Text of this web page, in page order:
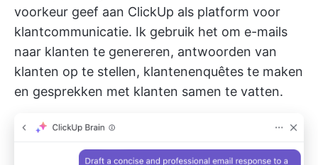
voorkeur geef aan ClickUp als platform voor
klantcommunicatie. Ik gebruik het om e-mails
naar klanten te genereren, antwoorden van
klanten op te stellen, klantenenquêtes te maken
en gesprekken met klanten samen te vatten.